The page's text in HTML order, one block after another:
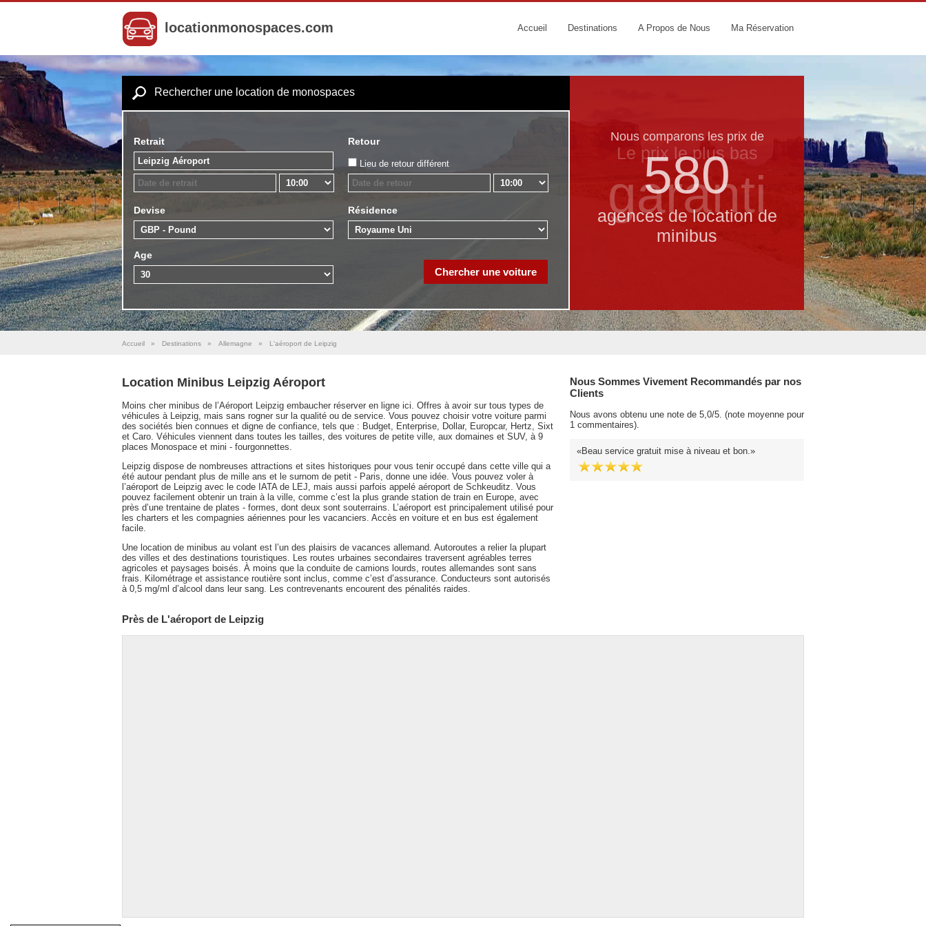
locationmonospaces.com Accueil Destinations A Propos de Nous Ma Réservation
Rechercher une location de monospaces
Retrait Retour
Lieu de retour différent
Devise Résidence
Age
Nous comparons les prix de
580
agences de location de
minibus
Le prix le​ plus bas
garanti
Accueil » Destinations » Allemagne » L'aéroport de Leipzig
Location Minibus Leipzig Aéroport
Moins cher minibus de l’Aéroport Leipzig embaucher réserver en ligne ici. Offres à avoir sur tous types de
véhicules à Leipzig, mais sans rogner sur la qualité ou de service. Vous pouvez choisir votre voiture parmi
des sociétés bien connues et digne de confiance, tels que : Budget, Enterprise, Dollar, Europcar, Hertz, Sixt
et Caro. Véhicules viennent dans toutes les tailles, des voitures de petite ville, aux domaines et SUV, à 9
places Monospace et mini - fourgonnettes.
Leipzig dispose de nombreuses attractions et sites historiques pour vous tenir occupé dans cette ville qui a
été autour pendant plus de mille ans et le surnom de petit - Paris, donne une idée. Vous pouvez voler à
l’aéroport de Leipzig avec le code IATA de LEJ, mais aussi parfois appelé aéroport de Schkeuditz. Vous
pouvez facilement obtenir un train à la ville, comme c’est la plus grande station de train en Europe, avec
près d’une trentaine de plates - formes, dont deux sont souterrains. L’aéroport est principalement utilisé pour
les charters et les compagnies aériennes pour les vacanciers. Accès en voiture et en bus est également
facile.
Une location de minibus au volant est l’un des plaisirs de vacances allemand. Autoroutes a relier la plupart
des villes et des destinations touristiques. Les routes urbaines secondaires traversent agréables terres
agricoles et paysages boisés. À moins que la conduite de camions lourds, routes allemandes sont sans
frais. Kilométrage et assistance routière sont inclus, comme c’est d’assurance. Conducteurs sont autorisés
à 0,5 mg/ml d’alcool dans leur sang. Les contrevenants encourent des pénalités raides.
Nous Sommes Vivement Recommandés par nos
Clients
Nous avons obtenu une note de 5,0/5. (note moyenne pour
1 commentaires).
Beau service gratuit mise à niveau et bon.
Près de L'aéroport de Leipzig